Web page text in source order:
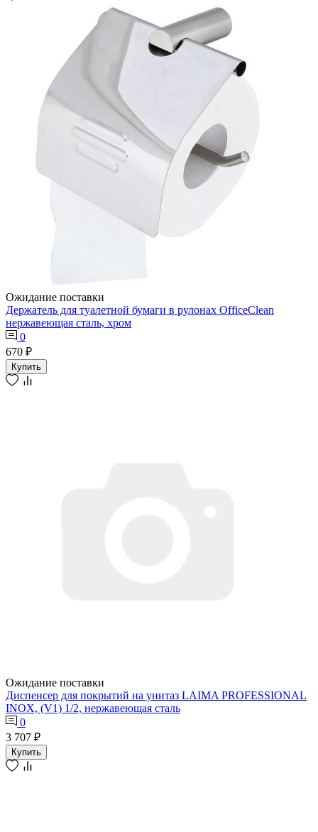
Ожидание поставки
Держатель для туалетной бумаги в рулонах OfficeClean
нержавеющая сталь, хром
0
670 ₽
Купить
Ожидание поставки
Диспенсер для покрытий на унитаз LAIMA PROFESSIONAL
INOX, (V1) 1/2, нержавеющая сталь
0
3 707 ₽
Купить